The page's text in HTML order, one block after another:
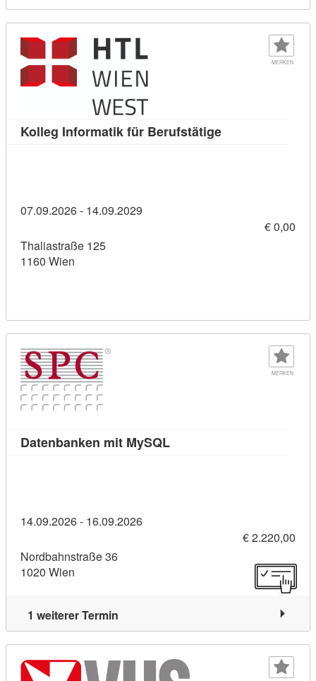
MERKEN
Kolleg Informatik für BerufstätigeKursdetail:
07.09.2026 - 14.09.2029
€ 0,00
Thaliastraße 125
1160 Wien
MERKEN
Datenbanken mit MySQL
14.09.2026 - 16.09.2026
€ 2.220,00
Nordbahnstraße 36
1020 Wien
1 weiterer Termin